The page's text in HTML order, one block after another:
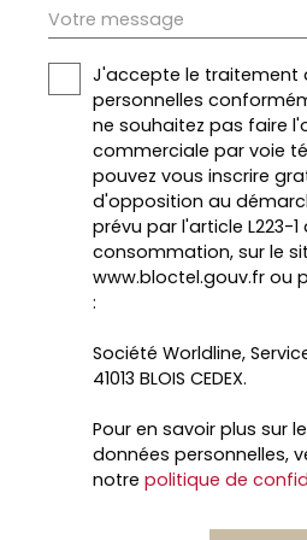
Votre message
J'accepte le traitement
personnelles
ne souhaitez pas faire
commerciale par voie
pouvez vous inscrire
d'opposition au
prévu par l'article L223-
consommation, sur le
www.bloctel.gouv.fr ou
:
Société Worldline, Service
41013 BLOIS CEDEX.
Pour en savoir plus sur
données personnelles,
notre politique de